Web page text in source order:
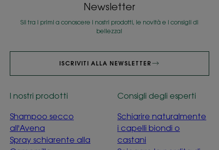
Newsletter
Sii tra i primi a conoscere i nostri prodotti, le novità e i consigli di
bellezza!
ISCRIVITI ALLA NEWSLETTER
I nostri prodotti
Shampoo secco
all'Avena
Spray schiarente alla
Consigli degli esperti
Schiarire naturalmente
i capelli biondi o
castani